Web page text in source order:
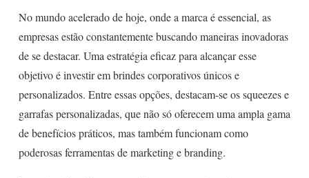
No mundo acelerado de hoje, onde a marca é essencial, as
empresas estão constantemente buscando maneiras inovadoras
de se destacar. Uma estratégia eficaz para alcançar esse
objetivo é investir em brindes corporativos únicos e
personalizados. Entre essas opções, destacam-se os squeezes e
garrafas personalizadas, que não só oferecem uma ampla gama
de benefícios práticos, mas também funcionam como
poderosas ferramentas de marketing e branding.